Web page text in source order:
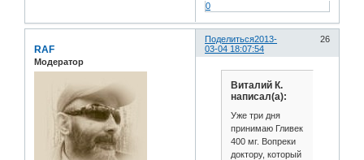
0
Поделиться 26
2013-
03-04 18:07:54
RAF
Модератор
Виталий К.
написал(а):
Уже три дня
принимаю Гливек
400 мг. Вопреки
доктору, который